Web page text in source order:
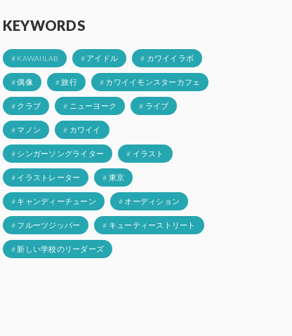
KEYWORDS
# KAWAIILAB # アイドル # カワイイラボ
# 偶像 # 旅行 # カワイイモンスターカフェ
# クラブ # ニューヨーク # ライブ
# マノン # カワイイ
# シンガーソングライター # イラスト
# イラストレーター # 東京
# キャンディーチューン # オーディション
# フルーツジッパー # キューティーストリート
# 新しい学校のリーダーズ